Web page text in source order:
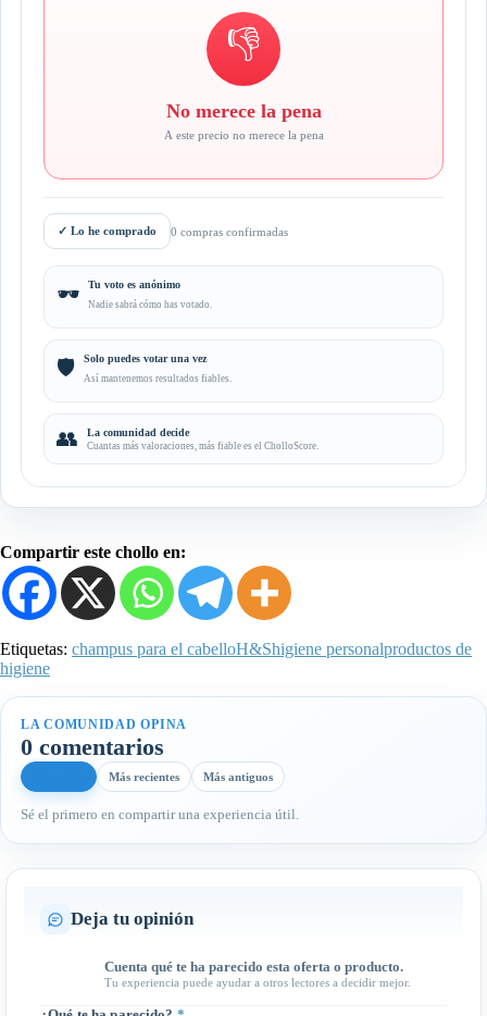
👎
No merece la pena
A este precio no merece la pena
✓ Lo he comprado 0 compras confirmadas
🕶️ Tu voto es anónimo
Nadie sabrá cómo has votado.
🛡️ Solo puedes votar una vez
Así mantenemos resultados fiables.
👥 La comunidad decide
Cuantas más valoraciones, más fiable es el CholloScore.
Compartir este chollo en:
Etiquetas: champus para el cabelloH&Shigiene personalproductos de
higiene
LA COMUNIDAD OPINA
0 comentarios
Más recientes Más antiguos
Sé el primero en compartir una experiencia útil.
Deja tu opinión
Cuenta qué te ha parecido esta oferta o producto.
Tu experiencia puede ayudar a otros lectores a decidir mejor.